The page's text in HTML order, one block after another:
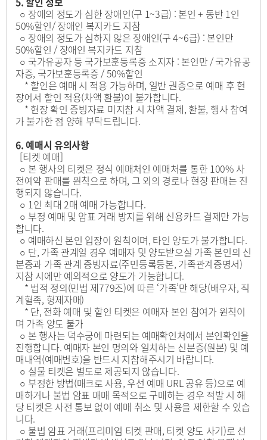
○ 장애의 정도가 심한 장애인(구 1~3급) : 본인 + 동반 1인
50%할인/ 장애인 복지카드 지참
○ 장애의 정도가 심하지 않은 장애인(구 4~6급) : 본인만
50%할인 / 장애인 복지카드 지참
○ 국가유공자 등 국가보훈등록증 소지자 : 본인만 / 국가유공
자증, 국가보훈등록증 / 50%할인
* 할인은 예매 시 적용 가능하며, 일반 권종으로 예매 후 현
장에서 할인 적용(차액 환불)이 불가합니다.
* 현장 확인 증빙자료 미지참 시 차액 결제, 환불, 행사 참여
가 불가한 점 양해 부탁드립니다.
6. 예매시 유의사항
[티켓 예매]
○ 본 행사의 티켓은 정식 예매처인 예매처를 통한 100% 사
전예약 판매를 원칙으로 하며, 그 외의 경로나 현장 판매는 진
행되지 않습니다.
○ 1인 최대 2매 예매 가능합니다.
○ 부정 예매 및 암표 거래 방지를 위해 신용카드 결제만 가능
합니다.
○ 예매하신 본인 입장이 원칙이며, 타인 양도가 불가합니다.
○ 단, 가족 관계일 경우 예매자 및 양도받으실 가족 본인의 신
분증과 가족 관계 증빙자료(주민등록등본, 가족관계증명서)
지참 시에만 예외적으로 양도가 가능합니다.
* 법적 정의(민법 제779조)에 따른 ‘가족’만 해당(배우자, 직
계혈족, 형제자매)
* 단, 전화 예매 및 할인 티켓은 예매자 본인 참여가 원칙이
며 가족 양도 불가
○ 본 행사는 덕수궁에 마련되는 예매확인처에서 본인확인을
진행합니다. 예매자 본인 명의와 일치하는 신분증(원본) 및 예
매내역(예매번호)을 반드시 지참해주시기 바랍니다.
○ 실물 티켓은 별도로 제공되지 않습니다.
○ 부정한 방법(매크로 사용, 우선 예매 URL 공유 등)으로 예
매하거나 불법 암표 매매 목적으로 구매하는 경우 적발 시 해
당 티켓은 사전 통보 없이 예매 취소 및 사용을 제한할 수 있습
니다.
○ 불법 암표 거래(프리미엄 티켓 판매, 티켓 양도 사기)로 선